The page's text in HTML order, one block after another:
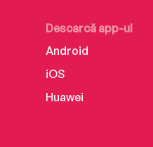
Descarcă app-ul
Android
iOS
Huawei